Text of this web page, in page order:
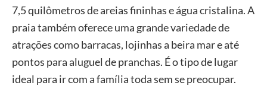
7,5 quilômetros de areias fininhas e água cristalina. A
praia também oferece uma grande variedade de
atrações como barracas, lojinhas a beira mar e até
pontos para aluguel de pranchas. É o tipo de lugar
ideal para ir com a família toda sem se preocupar.